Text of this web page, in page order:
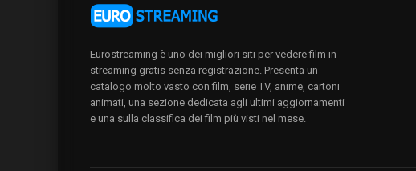
Eurostreaming è uno dei migliori siti per vedere film in
streaming gratis senza registrazione. Presenta un
catalogo molto vasto con film, serie TV, anime, cartoni
animati, una sezione dedicata agli ultimi aggiornamenti
e una sulla classifica dei film più visti nel mese.